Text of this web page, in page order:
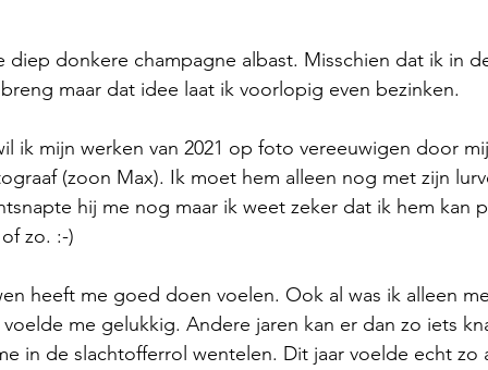
diep donkere champagne albast. Misschien dat ik in
maar dat idee laat ik voorlopig even bezinken.
ik mijn werken van 2021 op foto vereeuwigen door
(zoon Max). Ik moet hem alleen nog met zijn
hij me nog maar ik weet zeker dat ik hem kan
zo. :-)
heeft me goed doen voelen. Ook al was ik alleen
me gelukkig. Andere jaren kan er dan zo iets
in de slachtofferrol wentelen. Dit jaar voelde echt zo